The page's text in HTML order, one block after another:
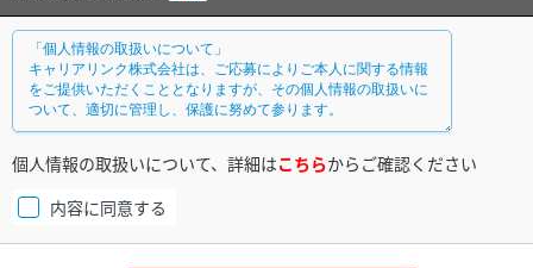
個人情報の取扱いについて、詳細はこちらからご確認ください
内容に同意する